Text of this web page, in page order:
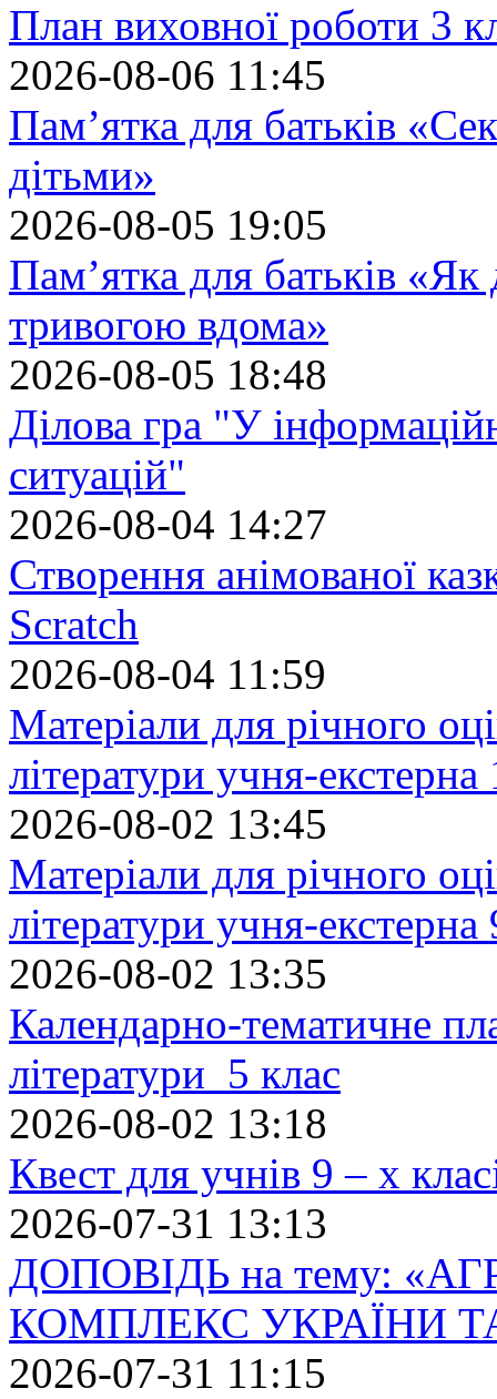
План виховної роботи 3
2026-08-06 11:45
Пам’ятка для батьків
дітьми»
2026-08-05 19:05
Пам’ятка для батьків
тривогою вдома»
2026-08-05 18:48
Ділова гра "У
ситуацій"
2026-08-04 14:27
Створення анімованої
Scratch
2026-08-04 11:59
Матеріали для річного
літератури учня-екстерна
2026-08-02 13:45
Матеріали для річного
літератури учня-екстерна
2026-08-02 13:35
Календарно-тематичне
літератури 5 клас
2026-08-02 13:18
Квест для учнів 9 – х
2026-07-31 13:13
ДОПОВІДЬ на тему:
КОМПЛЕКС УКРАЇНИ
2026-07-31 11:15